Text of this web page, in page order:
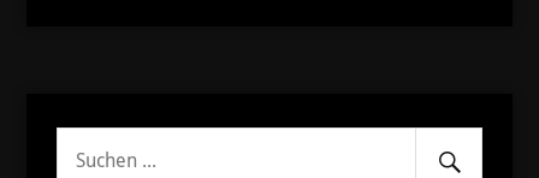
Suche
Senden